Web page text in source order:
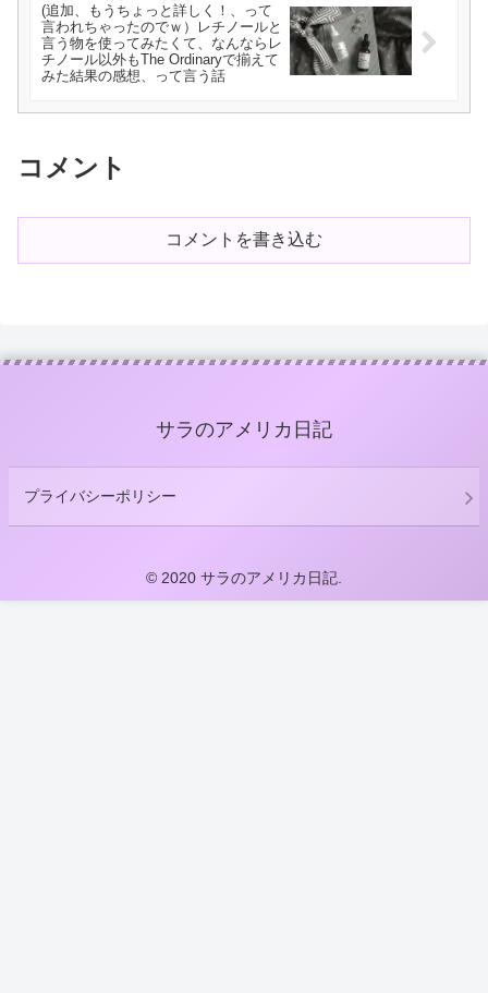
(追加、もうちょっと詳しく！、って
言われちゃったのでｗ）レチノールと
言う物を使ってみたくて、なんならレ
チノール以外もThe Ordinaryで揃えて
みた結果の感想、って言う話
コメント
コメントを書き込む
サラのアメリカ日記
プライバシーポリシー
© 2020 サラのアメリカ日記.